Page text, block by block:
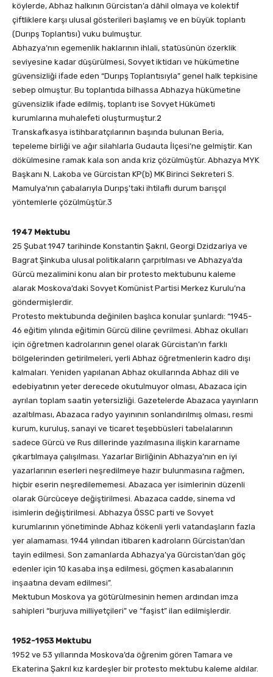
köylerde, Abhaz halkının Gürcistan’a dâhil olmaya ve kolektif
çiftliklere karşı ulusal gösterileri başlamış ve en büyük toplantı
(Durıpş Toplantısı) vuku bulmuştur.
Abhazya’nın egemenlik haklarının ihlali, statüsünün özerklik
seviyesine kadar düşürülmesi, Sovyet iktidarı ve hükümetine
güvensizliği ifade eden “Durıpş Toplantısıyla” genel halk tepkisine
sebep olmuştur. Bu toplantıda bilhassa Abhazya hükümetine
güvensizlik ifade edilmiş, toplantı ise Sovyet Hükümeti
kurumlarına muhalefeti oluşturmuştur.2
Transkafkasya istihbaratçılarının başında bulunan Beria,
tepeleme birliği ve ağır silahlarla Gudauta İlçesi’ne gelmiştir. Kan
dökülmesine ramak kala son anda kriz çözülmüştür. Abhazya MYK
Başkanı N. Lakoba ve Gürcistan KP(b) MK Birinci Sekreteri S.
Mamulya’nın çabalarıyla Durıpş’taki ihtilaflı durum barışçıl
yöntemlerle çözülmüştür.3
1947 Mektubu
25 Şubat 1947 tarihinde Konstantin Şakrıl, Georgi Dzidzariya ve
Bagrat Şinkuba ulusal politikaların çarpıtılması ve Abhazya’da
Gürcü mezalimini konu alan bir protesto mektubunu kaleme
alarak Moskova’daki Sovyet Komünist Partisi Merkez Kurulu’na
göndermişlerdir.
Protesto mektubunda değinilen başlıca konular şunlardı: “1945-
46 eğitim yılında eğitimin Gürcü diline çevrilmesi. Abhaz okulları
için öğretmen kadrolarının genel olarak Gürcistan’ın farklı
bölgelerinden getirilmeleri, yerli Abhaz öğretmenlerin kadro dışı
kalmaları. Yeniden yapılanan Abhaz okullarında Abhaz dili ve
edebiyatının yeter derecede okutulmuyor olması, Abazaca için
ayrılan toplam saatin yetersizliği. Gazetelerde Abazaca yayınların
azaltılması, Abazaca radyo yayınının sonlandırılmış olması, resmi
kurum, kuruluş, sanayi ve ticaret teşebbüsleri tabelalarının
sadece Gürcü ve Rus dillerinde yazılmasına ilişkin kararname
çıkartılmaya çalışılması. Yazarlar Birliğinin Abhazya’nın en iyi
yazarlarının eserleri neşredilmeye hazır bulunmasına rağmen,
hiçbir eserin neşredilememesi. Abazaca yer isimlerinin düzenli
olarak Gürcüceye değiştirilmesi. Abazaca cadde, sinema vd
isimlerin değiştirilmesi. Abhazya ÖSSC parti ve Sovyet
kurumlarının yönetiminde Abhaz kökenli yerli vatandaşların fazla
yer alamaması. 1944 yılından itibaren kadroların Gürcistan’dan
tayin edilmesi. Son zamanlarda Abhazya’ya Gürcistan’dan göç
edenler için 10 kasaba inşa edilmesi, göçmen kasabalarının
inşaatına devam edilmesi”.
Mektubun Moskova ya götürülmesinin hemen ardından imza
sahipleri “burjuva milliyetçileri” ve “faşist” ilan edilmişlerdir.
1952-1953 Mektubu
1952 ve 53 yıllarında Moskova’da öğrenim gören Tamara ve
Ekaterina Şakrıl kız kardeşler bir protesto mektubu kaleme aldılar.